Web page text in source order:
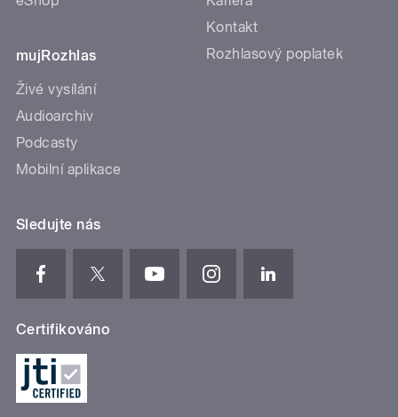
mujRozhlas
Živé vysílání
Audioarchiv
Podcasty
Mobilní aplikace
Kontakt
Rozhlasový poplatek
Sledujte nás
Certifikováno